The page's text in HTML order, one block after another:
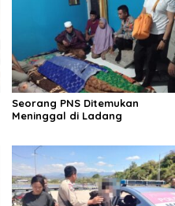
Seorang PNS Ditemukan
Meninggal di Ladang